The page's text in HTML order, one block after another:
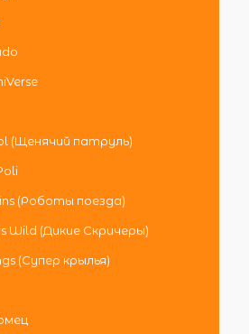
(Щенячий патруль)
(Роботы поезда)
Wild (Дикие Скричеры)
(Супер крылья)